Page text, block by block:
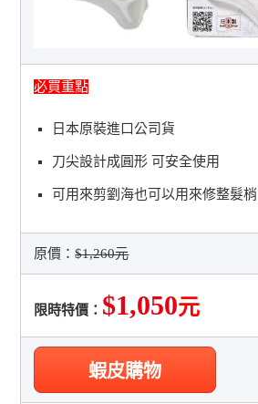
必買重點
日本原裝進口公司貨
刀尖設計成圓形 可安全使用
可用來剪劉海也可以用來修整髮梢
原價：$1,260元
限時特價： $1,050元
蝦皮購物